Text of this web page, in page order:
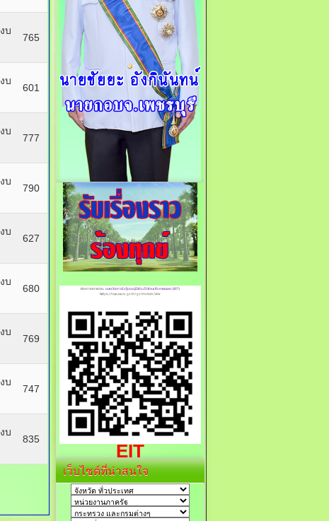
บ
765
บ
601
บ
777
บ
790
บ
627
บ
680
บ
769
บ
747
บ
835
EIT
เว็บไซต์ที่น่าสนใจ